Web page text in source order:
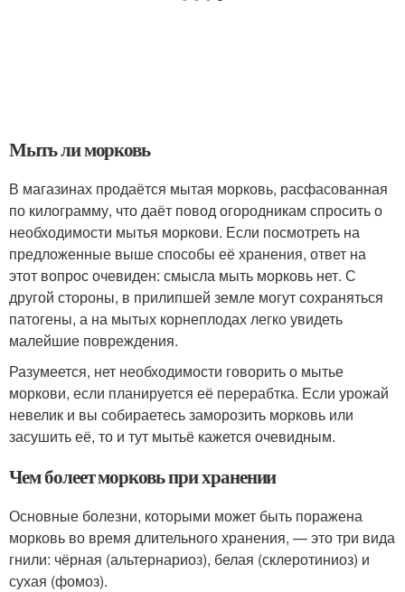
Мыть ли морковь
В магазинах продаётся мытая морковь, расфасованная
по килограмму, что даёт повод огородникам спросить о
необходимости мытья моркови. Если посмотреть на
предложенные выше способы её хранения, ответ на
этот вопрос очевиден: смысла мыть морковь нет. С
другой стороны, в прилипшей земле могут сохраняться
патогены, а на мытых корнеплодах легко увидеть
малейшие повреждения.
Разумеется, нет необходимости говорить о мытье
моркови, если планируется её перерабтка. Если урожай
невелик и вы собираетесь заморозить морковь или
засушить её, то и тут мытьё кажется очевидным.
Чем болеет морковь при хранении
Основные болезни, которыми может быть поражена
морковь во время длительного хранения, — это три вида
гнили: чёрная (альтернариоз), белая (склеротиниоз) и
сухая (фомоз).